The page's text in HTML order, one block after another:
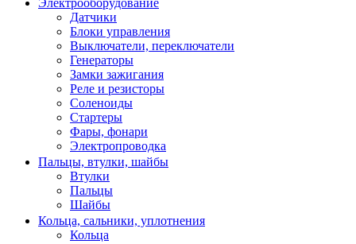
Электрооборудование
Датчики
Блоки управления
Выключатели, переключатели
Генераторы
Замки зажигания
Реле и резисторы
Соленоиды
Стартеры
Фары, фонари
Электропроводка
Пальцы, втулки, шайбы
Втулки
Пальцы
Шайбы
Кольца, сальники, уплотнения
Кольца